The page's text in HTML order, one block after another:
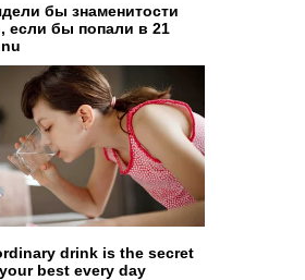
бы знаменитости
если бы попали в 21
drink is the secret
best every day